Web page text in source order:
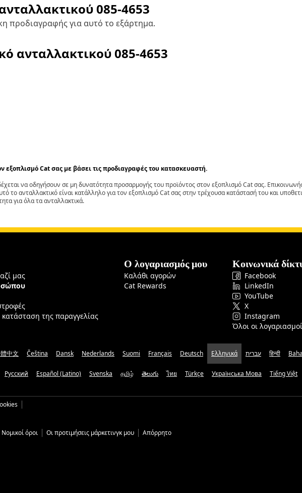
085-4653
προδιαγραφής για αυτό το εξάρτημα.
ανταλλακτικού085-4653
εξοπλισμό Cat σας με βάσει τις προδιαγραφές του κατασκευαστή.
να οδηγήσουν σε μη δυνατότητα προσαρμογής του προϊόντος στον εξοπλισμό Cat σας.
το ανταλλακτικό είναι κατάλληλο για τον εξοπλισμό Cat σας στην τρέχουσα κατάστασή του και
για όλα τα ανταλλακτικά.
μας
της παραγγελίας
Ο λογαριασμός μου
Καλάθι αγορών
Cat Rewards
Κοινωνικά
Facebook
LinkedIn
YouTube
X
Instagram
Όλοι οι
中文 Čeština Dansk Nederlands Suomi Français Deutsch Ελληνικά עברית हिन्दी
Русский Español (Latino) Svenska தமிழ் తెలుగు ไทย Türkçe Українська Мова Tiếng Việt
Νομικοί όροι Οι προτιμήσεις μάρκετινγκ μου Απόρρητο